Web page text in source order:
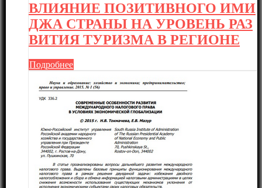
ВЛИЯНИЕ ПОЗИТИВНОГО ИМИ
ДЖА СТРАНЫ НА УРОВЕНЬ РАЗ
ВИТИЯ ТУРИЗМА В РЕГИОНЕ
Подробнее